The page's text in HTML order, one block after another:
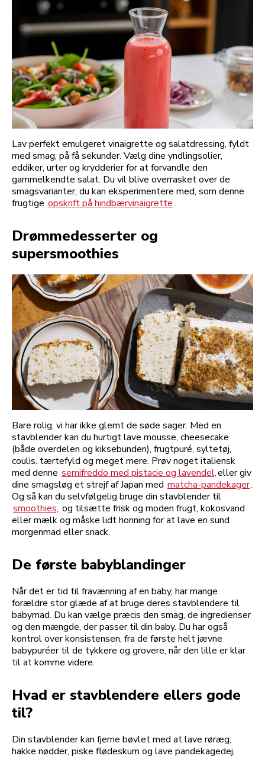
Lav perfekt emulgeret vinaigrette og salatdressing, fyldt
med smag, på få sekunder. Vælg dine yndlingsolier,
eddiker, urter og krydderier for at forvandle den
gammelkendte salat. Du vil blive overrasket over de
smagsvarianter, du kan eksperimentere med, som denne
frugtige opskrift på hindbærvinaigrette.
Drømmedesserter og
supersmoothies
Bare rolig, vi har ikke glemt de søde sager. Med en
stavblender kan du hurtigt lave mousse, cheesecake
(både overdelen og kiksebunden), frugtpuré, syltetøj,
coulis. tærtefyld og meget mere. Prøv noget italiensk
med denne semifreddo med pistacie og lavendel,eller giv
dine smagsløg et strejf af Japan med matcha-pandekager.
Og så kan du selvfølgelig bruge din stavblender til
smoothies, og tilsætte frisk og moden frugt, kokosvand
eller mælk og måske lidt honning for at lave en sund
morgenmad eller snack.
De første babyblandinger
Når det er tid til fravænning af en baby, har mange
forældre stor glæde af at bruge deres stavblendere til
babymad. Du kan vælge præcis den smag, de ingredienser
og den mængde, der passer til din baby. Du har også
kontrol over konsistensen, fra de første helt jævne
babypuréer til de tykkere og grovere, når den lille er klar
til at komme videre.
Hvad er stavblendere ellers gode
til?
Din stavblender kan fjerne bøvlet med at lave røræg,
hakke nødder, piske flødeskum og lave pandekagedej,